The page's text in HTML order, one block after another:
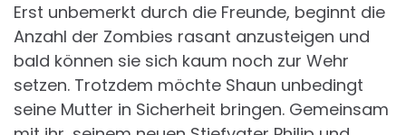
Erst unbemerkt durch die Freunde, beginnt die
Anzahl der Zombies rasant anzusteigen und
bald können sie sich kaum noch zur Wehr
setzen. Trotzdem möchte Shaun unbedingt
seine Mutter in Sicherheit bringen. Gemeinsam